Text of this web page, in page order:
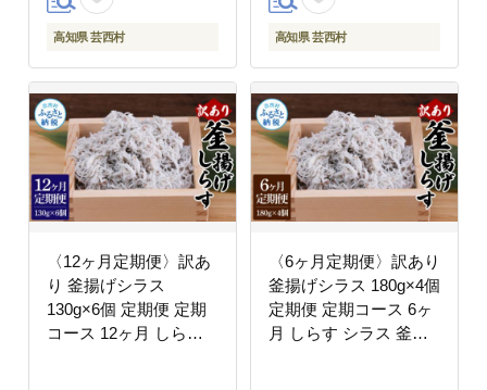
高知県 芸西村 高知県 芸西村
〈12ヶ月定期便〉訳あ
り 釜揚げシラス
130g×6個 定期便 定期
コース 12ヶ月 しらす
〈6ヶ月定期便〉訳あり
釜揚げシラス 180g×4個
定期便 定期コース 6ヶ
月 しらす シラス 釜揚